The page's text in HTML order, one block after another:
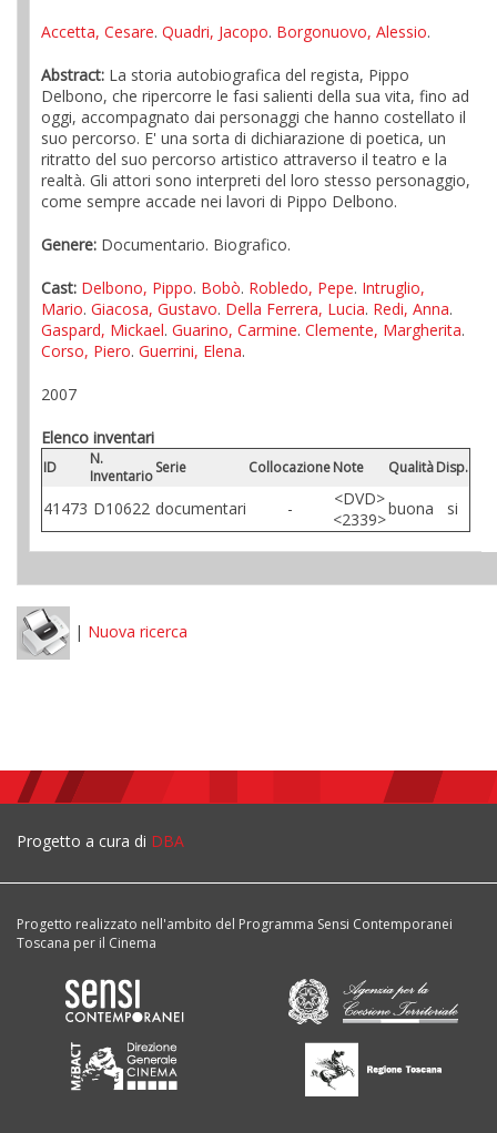
Accetta, Cesare. Quadri, Jacopo. Borgonuovo, Alessio.
Abstract: La storia autobiografica del regista, Pippo
Delbono, che ripercorre le fasi salienti della sua vita, fino ad
oggi, accompagnato dai personaggi che hanno costellato il
suo percorso. E' una sorta di dichiarazione di poetica, un
ritratto del suo percorso artistico attraverso il teatro e la
realtà. Gli attori sono interpreti del loro stesso personaggio,
come sempre accade nei lavori di Pippo Delbono.
Genere: Documentario. Biografico.
Cast: Delbono, Pippo. Bobò. Robledo, Pepe. Intruglio,
Mario. Giacosa, Gustavo. Della Ferrera, Lucia. Redi, Anna.
Gaspard, Mickael. Guarino, Carmine. Clemente, Margherita.
Corso, Piero. Guerrini, Elena.
2007
Elenco inventari
ID
N.
InventarioSerie CollocazioneNote QualitàDisp.
41473 D10622 documentari -
<DVD>
<2339>
buona si
| Nuova ricerca
Progetto a cura di DBA
Progetto realizzato nell'ambito del Programma Sensi Contemporanei
Toscana per il Cinema